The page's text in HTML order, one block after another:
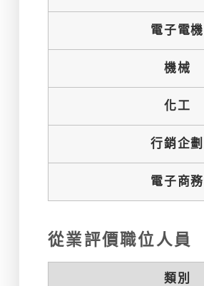
電子電機
機械
化工
行銷企劃
電子商務
從業評價職位人員
類別